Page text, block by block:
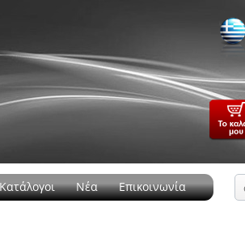
Κατάλογοι Νέα Επικοινωνία